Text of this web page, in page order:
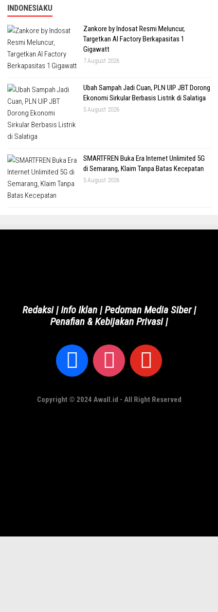
INDONESIAKU
Zankore by Indosat Resmi Meluncur,
Targetkan AI Factory Berkapasitas 1
Gigawatt
7 August 2026
Ubah Sampah Jadi Cuan, PLN UIP JBT Dorong
Ekonomi Sirkular Berbasis Listrik di Salatiga
5 August 2026
SMARTFREN Buka Era Internet Unlimited 5G
di Semarang, Klaim Tanpa Batas Kecepatan
5 August 2026
Redaksi|Info Iklan|Pedoman Media Siber|
Penafian & Kebijakan Privasi|
Copyright © 2024 Awall.id - All Right Reserved